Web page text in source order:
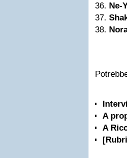
36. Ne-
37.
38.
A
A